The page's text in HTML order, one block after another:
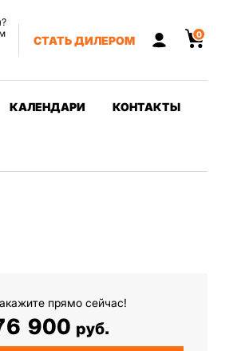
СТАТЬ ДИЛЕРОМ 0
КАЛЕНДАРИ КОНТАКТЫ
прямо сейчас!
900 руб.